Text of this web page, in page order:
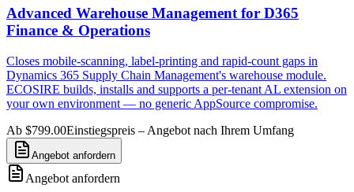
Advanced Warehouse Management for D365
Finance & Operations
Closes mobile-scanning, label-printing and rapid-count gaps in
Dynamics 365 Supply Chain Management's warehouse module.
ECOSIRE builds, installs and supports a per-tenant AL extension on
your own environment — no generic AppSource compromise.
Ab $799.00Einstiegspreis – Angebot nach Ihrem Umfang
Angebot anfordern
Angebot anfordern